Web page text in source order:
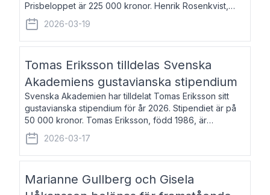
Prisbeloppet är 225 000 kronor. Henrik Rosenkvist,
född 1965, är professor i nordiska språk vid Göteborgs
universitet. Han disputerade 2004 på avhan
2026-03-19
Tomas Eriksson tilldelas Svenska
Akademiens gustavianska stipendium
Svenska Akademien har tilldelat Tomas Eriksson sitt
gustavianska stipendium för år 2026. Stipendiet är på
50 000 kronor. Tomas Eriksson, född 1986, är
projektledare inom marknadsföring och författare och
utkom i fjol med boken Syndabocken.
2026-03-17
Marianne Gullberg och Gisela